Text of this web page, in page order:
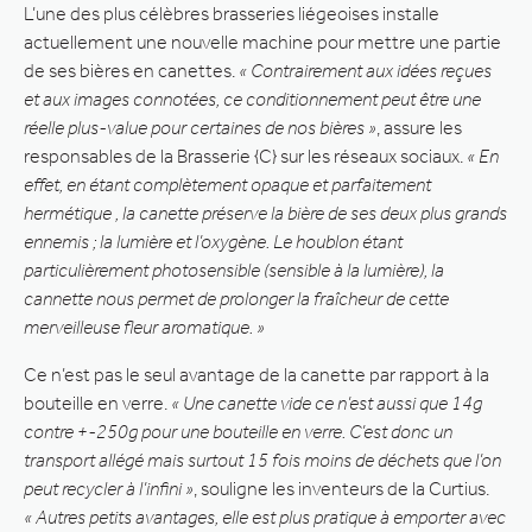
L’une des plus célèbres brasseries liégeoises installe
actuellement une nouvelle machine pour mettre une partie
de ses bières en canettes. « Contrairement aux idées reçues
et aux images connotées, ce conditionnement peut être une
réelle plus-value pour certaines de nos bières » , assure les
responsables de la Brasserie {C} sur les réseaux sociaux. « En
effet, en étant complètement opaque et parfaitement
hermétique , la canette préserve la bière de ses deux plus grands
ennemis ; la lumière et l’oxygène. Le houblon étant
particulièrement photosensible (sensible à la lumière), la
cannette nous permet de prolonger la fraîcheur de cette
merveilleuse fleur aromatique. »
Ce n’est pas le seul avantage de la canette par rapport à la
bouteille en verre. « Une canette vide ce n’est aussi que 14g
contre +-250g pour une bouteille en verre. C’est donc un
transport allégé mais surtout 15 fois moins de déchets que l’on
peut recycler à l’infini » , souligne les inventeurs de la Curtius.
« Autres petits avantages, elle est plus pratique à emporter avec